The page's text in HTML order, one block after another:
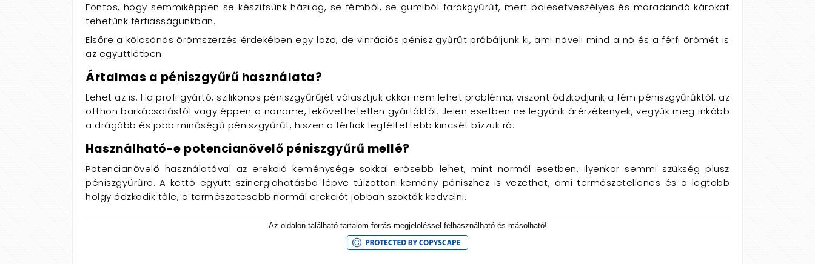
Fontos, hogy semmiképpen se készítsünk házilag, se fémből, se gumiból farokgyűrűt, mert balesetveszélyes és maradandó károkat
tehetünk férfiasságunkban.
Elsőre a kölcsönös örömszerzés érdekében egy laza, de vinrációs pénisz gyűrűt próbáljunk ki, ami növeli mind a nő és a férfi örömét is
az együttlétben.
Ártalmas a péniszgyűrű használata?
Lehet az is. Ha profi gyártó, szilikonos péniszgyűrűjét választjuk akkor nem lehet probléma, viszont ódzkodjunk a fém péniszgyűrűktől, az
otthon barkácsolástól vagy éppen a noname, lekövethetetlen gyártóktól. Jelen esetben ne legyünk árérzékenyek, vegyük meg inkább
a drágább és jobb minőségű péniszgyűrűt, hiszen a férfiak legféltettebb kincsét bízzuk rá.
Használható-e potencianövelő péniszgyűrű mellé?
Potencianövelő használatával az erekció keménysége sokkal erősebb lehet, mint normál esetben, ilyenkor semmi szükség plusz
péniszgyűrűre. A kettő együtt szinergiahatásba lépve túlzottan kemény péniszhez is vezethet, ami természetellenes és a legtöbb
hölgy ódzkodik tőle, a természetesebb normál erekciót jobban szokták kedvelni.
Az oldalon található tartalom forrás megjelöléssel felhasználható és másolható!